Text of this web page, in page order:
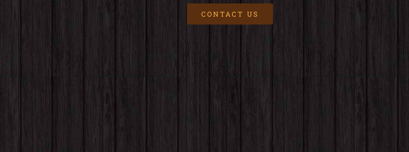
CONTACT US